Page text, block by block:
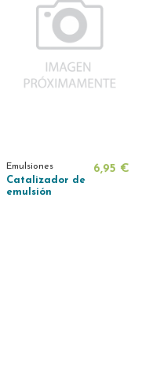
Emulsiones
Catalizador de
emulsión
6,95 €